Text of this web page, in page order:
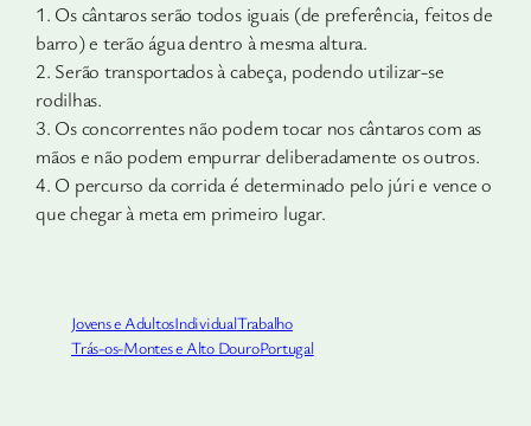
1. Os cântaros serão todos iguais (de preferência, feitos de
barro) e terão água dentro à mesma altura.
2. Serão transportados à cabeça, podendo utilizar-se
rodilhas.
3. Os concorrentes não podem tocar nos cântaros com as
mãos e não podem empurrar deliberadamente os outros.
4. O percurso da corrida é determinado pelo júri e vence o
que chegar à meta em primeiro lugar.
Jovens e AdultosIndividualTrabalho
Trás-os-Montes e Alto DouroPortugal